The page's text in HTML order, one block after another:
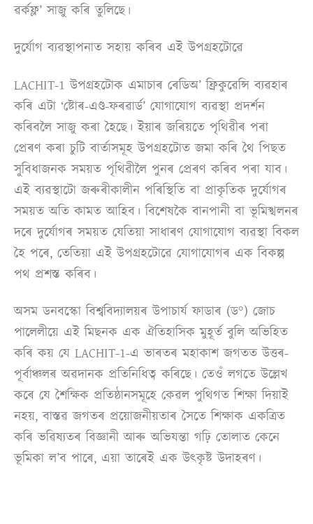
ৱৰ্কফ্ল’ সাজু কৰি তুলিছে।
দুৰ্যোগ ব্যৱস্থাপনাত সহায় কৰিব এই উপগ্ৰহটোৱে
LACHIT-1 উপগ্ৰহটোক এমাচাৰ ৰেডিঅ’ ফ্ৰিকুৱেন্সি ব্যৱহাৰ
কৰি এটা ‘ষ্টোৰ-এণ্ড-ফৰৱাৰ্ড’ যোগাযোগ ব্যৱস্থা প্ৰদৰ্শন
কৰিবলৈ সাজু কৰা হৈছে। ইয়াৰ জৰিয়তে পৃথিৱীৰ পৰা
প্ৰেৰণ কৰা চুটি বাৰ্তাসমূহ উপগ্ৰহটোত জমা কৰি থৈ পিছত
সুবিধাজনক সময়ত পৃথিৱীলৈ পুনৰ প্ৰেৰণ কৰিব পৰা যাব।
এই ব্যৱস্থাটো জৰুৰীকালীন পৰিস্থিতি বা প্ৰাকৃতিক দুৰ্যোগৰ
সময়ত অতি কামত আহিব। বিশেষকৈ বানপানী বা ভূমিস্খলনৰ
দৰে দুৰ্যোগৰ সময়ত যেতিয়া সাধাৰণ যোগাযোগ ব্যৱস্থা বিকল
হৈ পৰে, তেতিয়া এই উপগ্ৰহটোৱে যোগাযোগৰ এক বিকল্প
পথ প্ৰশস্ত কৰিব।
অসম ডনবস্কো বিশ্ববিদ্যালয়ৰ উপাচাৰ্য ফাডাৰ (ড°) জোচ
পালেলীয়ে এই মিছনক এক ঐতিহাসিক মুহূৰ্ত বুলি অভিহিত
কৰি কয় যে LACHIT-1-এ ভাৰতৰ মহাকাশ জগতত উত্তৰ-
পূৰ্বাঞ্চলৰ অৱদানক প্ৰতিনিধিত্ব কৰিছে। তেওঁ লগতে উল্লেখ
কৰে যে শৈক্ষিক প্ৰতিষ্ঠানসমূহে কেৱল পুথিগত শিক্ষা দিয়াই
নহয়, বাস্তৱ জগতৰ প্ৰয়োজনীয়তাৰ সৈতে শিক্ষাক একত্ৰিত
কৰি ভৱিষ্যতৰ বিজ্ঞানী আৰু অভিযন্তা গঢ়ি তোলাত কেনে
ভূমিকা ল’ব পাৰে, এয়া তাৰেই এক উৎকৃষ্ট উদাহৰণ।